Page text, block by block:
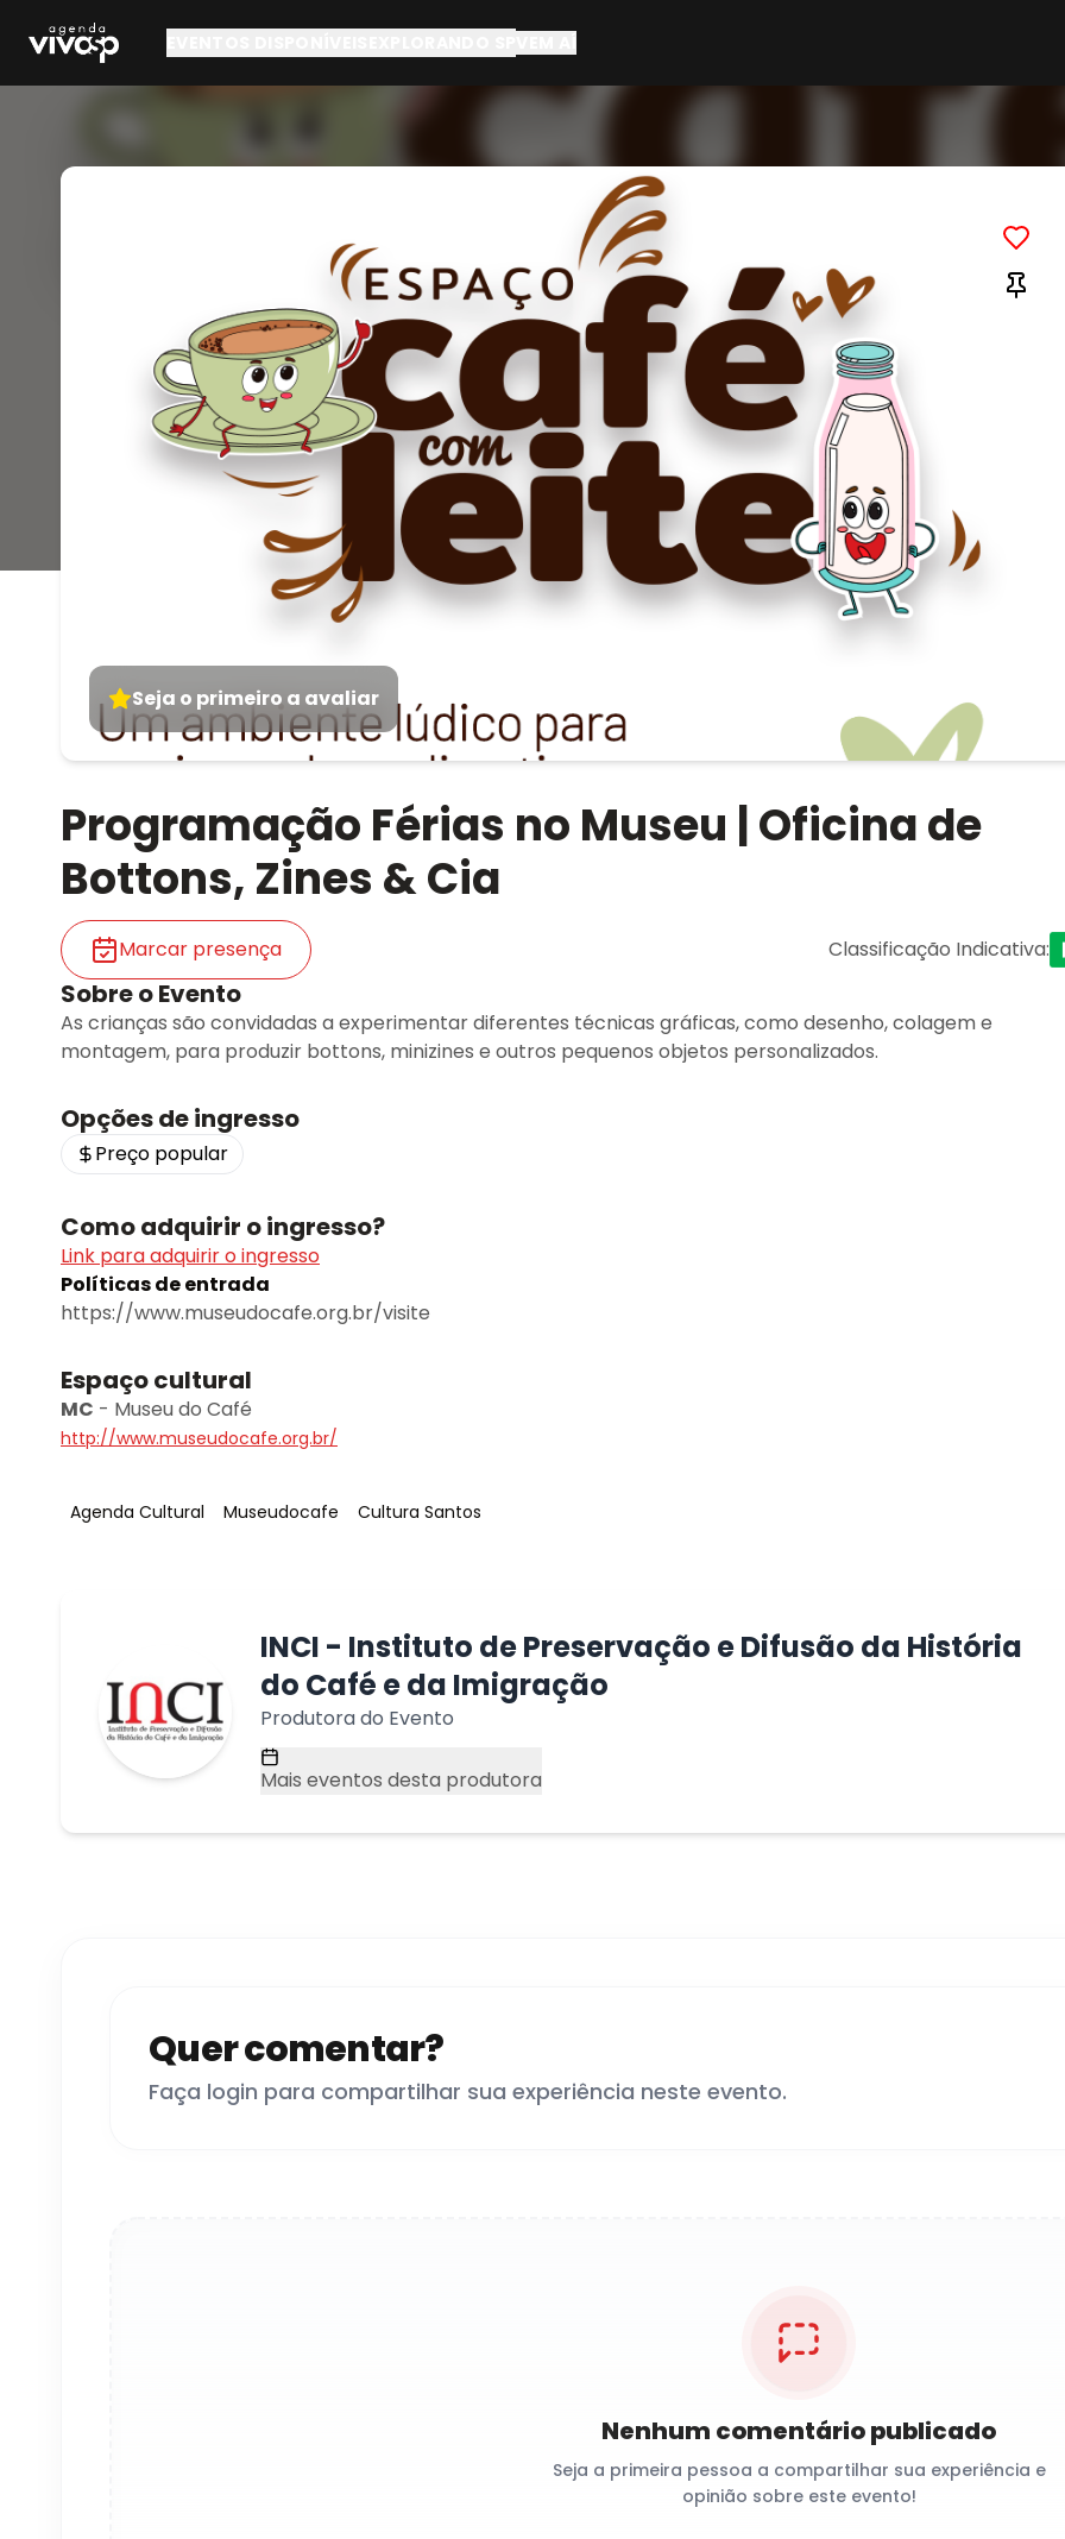
Seja o primeiro a avaliar
Programação Férias no Museu | Oficina de
Bottons, Zines & Cia
Marcar presença Classificação Indicativa:
Sobre o Evento
As crianças são convidadas a experimentar diferentes técnicas gráficas, como desenho, colagem e
montagem, para produzir bottons, minizines e outros pequenos objetos personalizados.
Opções de ingresso
Preço popular
Como adquirir o ingresso?
Link para adquirir o ingresso
Políticas de entrada
https://www.museudocafe.org.br/visite
Espaço cultural
MC - Museu do Café
http://www.museudocafe.org.br/
Tag:
Agenda Cultural Tag:
Museudocafe Tag:
Cultura Santos
INCI - Instituto de Preservação e Difusão da História
do Café e da Imigração
Produtora do Evento
Mais eventos desta produtora
Quer comentar?
Faça login para compartilhar sua experiência neste evento.
Nenhum comentário publicado
Seja a primeira pessoa a compartilhar sua experiência e
opinião sobre este evento!